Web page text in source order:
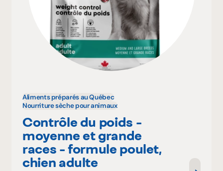
Aliments préparés au Québec
Nourriture sèche pour animaux
Contrôle du poids -
moyenne et grande
races - formule poulet,
chien adulte